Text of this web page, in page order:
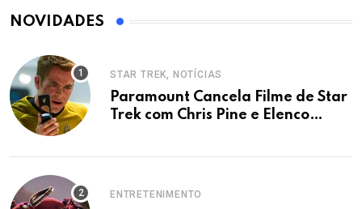
NOVIDADES
STAR TREK, NOTÍCIAS
Paramount Cancela Filme de Star
Trek com Chris Pine e Elenco
ENTRETENIMENTO